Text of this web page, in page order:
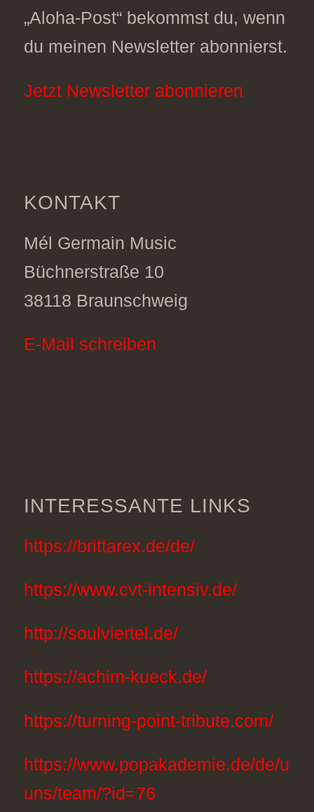
„Aloha-Post“ bekommst du, wenn
du meinen Newsletter abonnierst.
Jetzt Newsletter abonnieren
KONTAKT
Mél Germain Music
Büchnerstraße 10
38118 Braunschweig
E-Mail schreiben
INTERESSANTE LINKS
https://brittarex.de/de/
https://www.cvt-intensiv.de/
http://soulviertel.de/
https://achim-kueck.de/
https://turning-point-tribute.com/
https://www.popakademie.de/de/
uns/team/?id=76